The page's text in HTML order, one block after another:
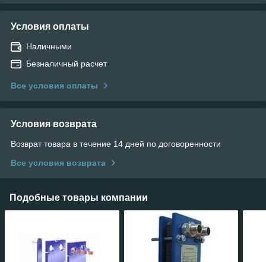
Условия оплаты
Наличными
Безналичный расчет
Все условия оплаты
Условия возврата
Возврат товара в течение 14 дней по договоренности
Все условия возврата
Подобные товары компании